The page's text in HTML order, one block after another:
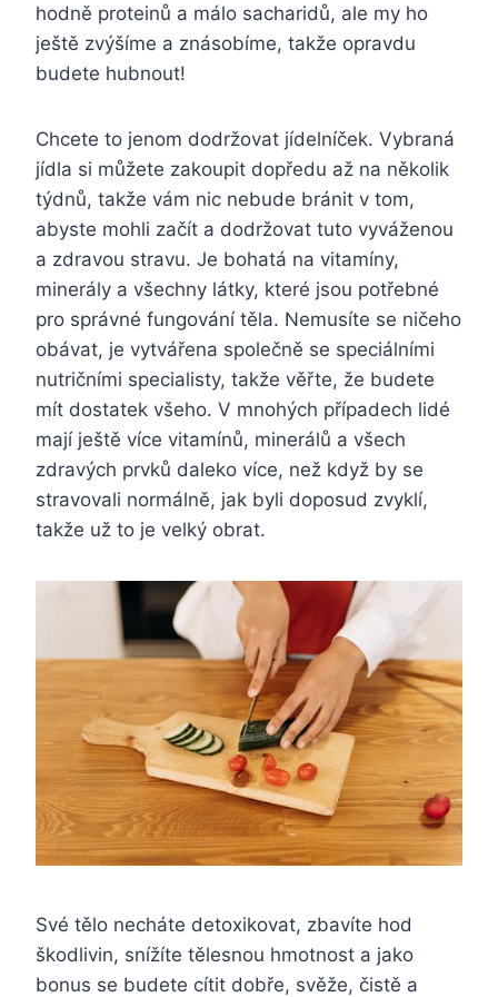
hodně proteinů a málo sacharidů, ale my ho
ještě zvýšíme a znásobíme, takže opravdu
budete hubnout!
Chcete to jenom dodržovat jídelníček. Vybraná
jídla si můžete zakoupit dopředu až na několik
týdnů, takže vám nic nebude bránit v tom,
abyste mohli začít a dodržovat tuto vyváženou
a zdravou stravu. Je bohatá na vitamíny,
minerály a všechny látky, které jsou potřebné
pro správné fungování těla. Nemusíte se ničeho
obávat, je vytvářena společně se speciálními
nutričními specialisty, takže věřte, že budete
mít dostatek všeho. V mnohých případech lidé
mají ještě více vitamínů, minerálů a všech
zdravých prvků daleko více, než když by se
stravovali normálně, jak byli doposud zvyklí,
takže už to je velký obrat.
Své tělo necháte detoxikovat, zbavíte hod
škodlivin, snížíte tělesnou hmotnost a jako
bonus se budete cítit dobře, svěže, čistě a